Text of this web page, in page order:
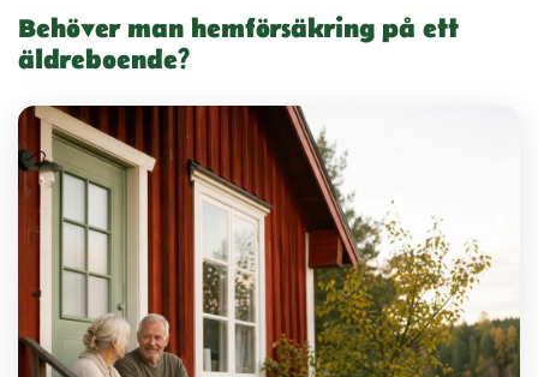
Behöver man hemförsäkring på ett
äldreboende?